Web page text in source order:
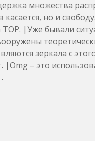
множества
но и
|Уже бывали
зеркала с
|Omg – это